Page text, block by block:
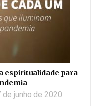
espiritualidade para
de junho de 2020